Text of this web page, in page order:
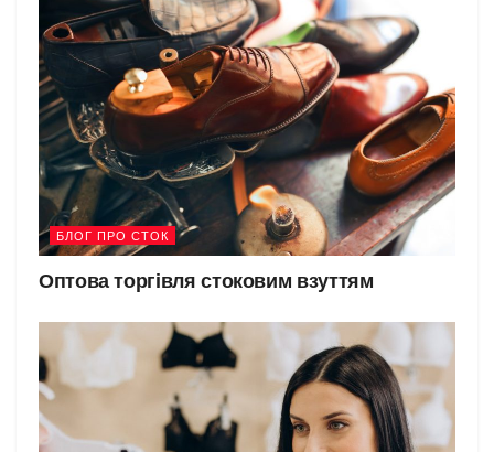
БЛОГ ПРО СТОК
Оптова торгівля стоковим взуттям